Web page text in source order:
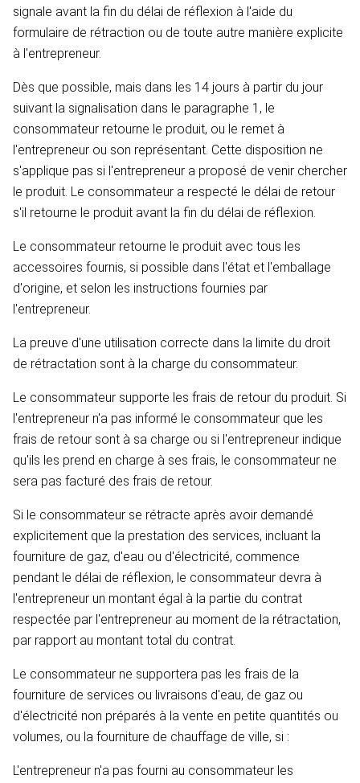
signale avant la fin du délai de réflexion à l'aide du
formulaire de rétraction ou de toute autre manière explicite
à l'entrepreneur.
Dès que possible, mais dans les 14 jours à partir du jour
suivant la signalisation dans le paragraphe 1, le
consommateur retourne le produit, ou le remet à
l'entrepreneur ou son représentant. Cette disposition ne
s'applique pas si l'entrepreneur a proposé de venir chercher
le produit. Le consommateur a respecté le délai de retour
s'il retourne le produit avant la fin du délai de réflexion.
Le consommateur retourne le produit avec tous les
accessoires fournis, si possible dans l'état et l'emballage
d'origine, et selon les instructions fournies par
l'entrepreneur.
La preuve d'une utilisation correcte dans la limite du droit
de rétractation sont à la charge du consommateur.
Le consommateur supporte les frais de retour du produit. Si
l'entrepreneur n'a pas informé le consommateur que les
frais de retour sont à sa charge ou si l'entrepreneur indique
qu'ils les prend en charge à ses frais, le consommateur ne
sera pas facturé des frais de retour.
Si le consommateur se rétracte après avoir demandé
explicitement que la prestation des services, incluant la
fourniture de gaz, d'eau ou d'électricité, commence
pendant le délai de réflexion, le consommateur devra à
l'entrepreneur un montant égal à la partie du contrat
respectée par l'entrepreneur au moment de la rétractation,
par rapport au montant total du contrat.
Le consommateur ne supportera pas les frais de la
fourniture de services ou livraisons d'eau, de gaz ou
d'électricité non préparés à la vente en petite quantités ou
volumes, ou la fourniture de chauffage de ville, si :
L'entrepreneur n'a pas fourni au consommateur les